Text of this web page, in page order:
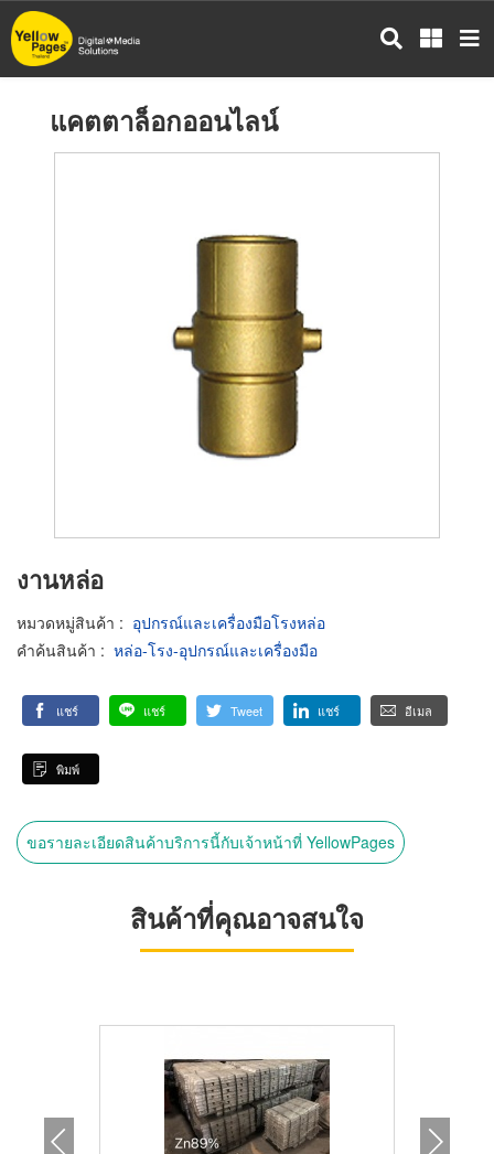
ข้าม
ไป
แคตตาล็อกออนไลน์
งานหล่อ
หมวดหมู่สินค้า : อุปกรณ์และเครื่องมือโรงหล่อ
คำค้นสินค้า : หล่อ-โรง-อุปกรณ์และเครื่องมือ
แชร์ แชร์ Tweet แชร์ อีเมล
พิมพ์
ขอรายละเอียดสินค้าบริการนี้กับเจ้าหน้าที่ YellowPages
สินค้าที่คุณอาจสนใจ